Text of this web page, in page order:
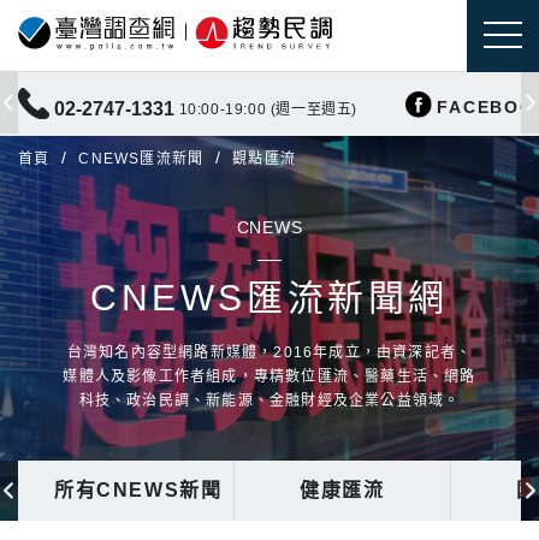
02-2747-1331 10:00-19:00 (週一至週五)
首頁 CNEWS匯流新聞 觀點匯流
CNEWS
CNEWS匯流新聞網
台灣知名內容型網路新媒體，2016年成立，由資深記者、
媒體人及影像工作者組成，專精數位匯流、醫藥生活、網路
科技、政治民調、新能源、金融財經及企業公益領域。
所有CNEWS新聞 健康匯流